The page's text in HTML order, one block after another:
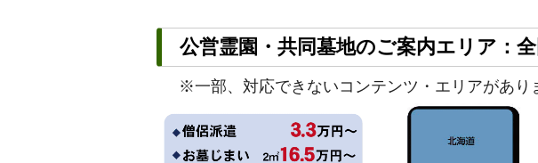
公営霊園・共同墓地のご案内エリア：
※一部、対応できないコンテンツ・エリアがあり